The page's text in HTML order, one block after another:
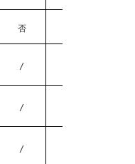
否
/
/
/